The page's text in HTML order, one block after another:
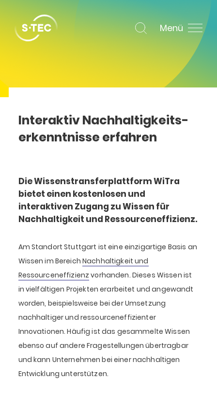
Menü
Interaktiv Nachhaltigkeits­
erkenntnisse erfahren
Die Wissenstransferplattform WiTra
bietet einen kostenlosen und
interaktiven Zugang zu Wissen für
Nachhaltigkeit und Ressourceneffizienz.
Am Standort Stuttgart ist eine einzigartige Basis an
Wissen im BereichNachhaltigkeit und
Ressourceneffizienz vorhanden. Dieses Wissen ist
in vielfältigen Projekten erarbeitet und angewandt
worden, beispielsweise bei der Umsetzung
nachhaltiger und ressourceneffizienter
Innovationen. Häufig ist das gesammelte Wissen
ebenso auf andere Fragestellungen übertragbar
und kann Unternehmen bei einer nachhaltigen
Entwicklung unterstützen.